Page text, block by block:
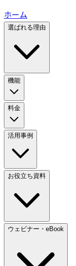
ホーム
選ばれる理由
機能
料金
活用事例
お役立ち資料
ウェビナー・eBook